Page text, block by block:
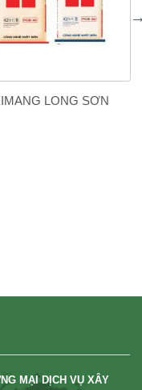
LONG SƠN
MẠI DỊCH VỤ XÂY